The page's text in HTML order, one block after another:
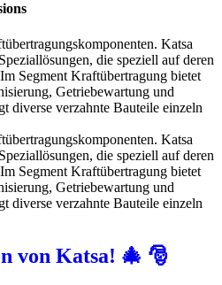
Katsa
die speziell auf deren
Segment Kraftübertragung bietet
Getriebewartung und
diverse verzahnte Bauteile einzeln
Katsa
die speziell auf deren
Segment Kraftübertragung bietet
Getriebewartung und
diverse verzahnte Bauteile einzeln
von Katsa! 🎄 🎅